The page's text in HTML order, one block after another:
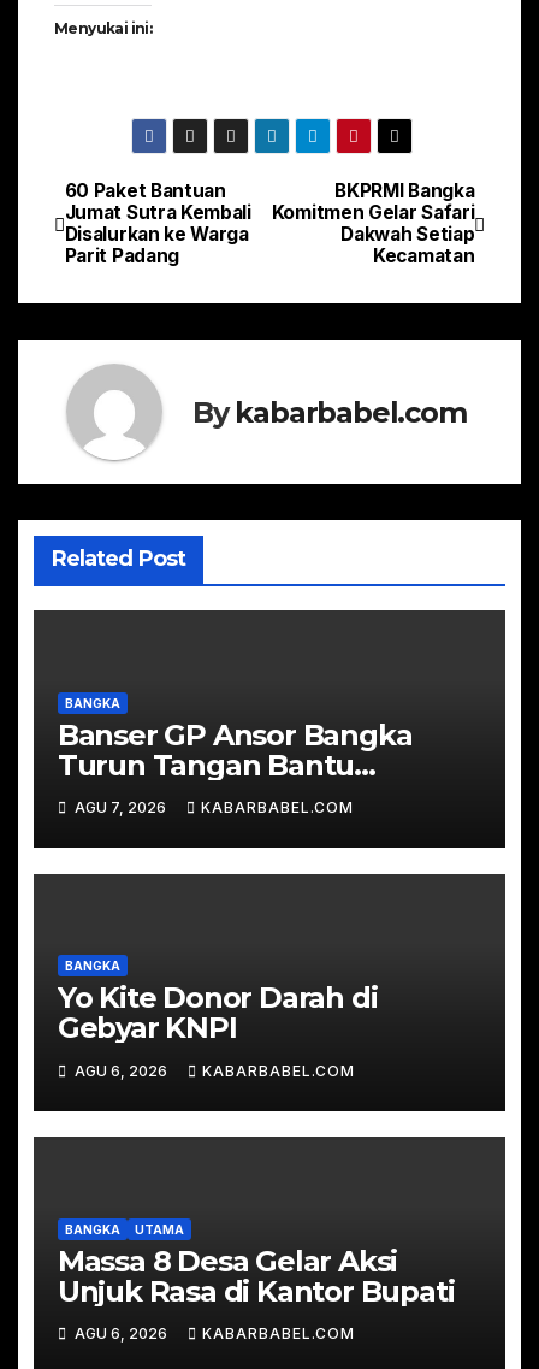
Menyukai ini:
Navigasi
pos
BKPRMI Bangka
Komitmen Gelar Safari
Dakwah Setiap
Kecamatan
60 Paket Bantuan
Jumat Sutra Kembali
Disalurkan ke Warga
Parit Padang
Bykabarbabel.com
Related Post
BANGKA
Banser GP Ansor Bangka
Turun Tangan Bantu
Padamkan Karhutla di Hutan
Desa Mapur
AGU 7, 2026 KABARBABEL.COM
BANGKA
Yo Kite Donor Darah di
Gebyar KNPI
AGU 6, 2026 KABARBABEL.COM
BANGKA UTAMA
Massa 8 Desa Gelar Aksi
Unjuk Rasa di Kantor Bupati
AGU 6, 2026 KABARBABEL.COM